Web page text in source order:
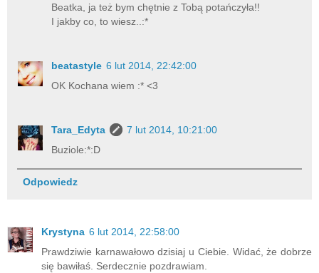
Beatka, ja też bym chętnie z Tobą potańczyła!!
I jakby co, to wiesz..:*
beatastyle 6 lut 2014, 22:42:00
OK Kochana wiem :* <3
Tara_Edyta
7 lut 2014, 10:21:00
Buziole:*:D
Odpowiedz
Krystyna 6 lut 2014, 22:58:00
Prawdziwie karnawałowo dzisiaj u Ciebie. Widać, że dobrze
się bawiłaś. Serdecznie pozdrawiam.